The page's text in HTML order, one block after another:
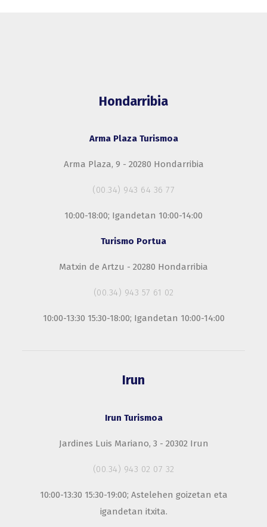
Hondarribia
Arma Plaza Turismoa
Arma Plaza, 9 - 20280 Hondarribia
(00.34) 943 64 36 77
10:00-18:00; Igandetan 10:00-14:00
Turismo Portua
Matxin de Artzu - 20280 Hondarribia
(00.34) 943 57 61 02
10:00-13:30 15:30-18:00; Igandetan 10:00-14:00
Irun
Irun Turismoa
Jardines Luis Mariano, 3 - 20302 Irun
(00.34) 943 02 07 32
10:00-13:30 15:30-19:00; Astelehen goizetan eta
igandetan itxita.